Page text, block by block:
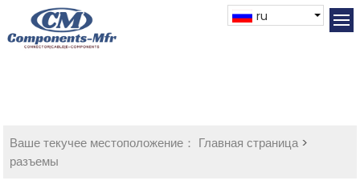
ru
Ваше текучее местоположение： Главная страница>
разъемы